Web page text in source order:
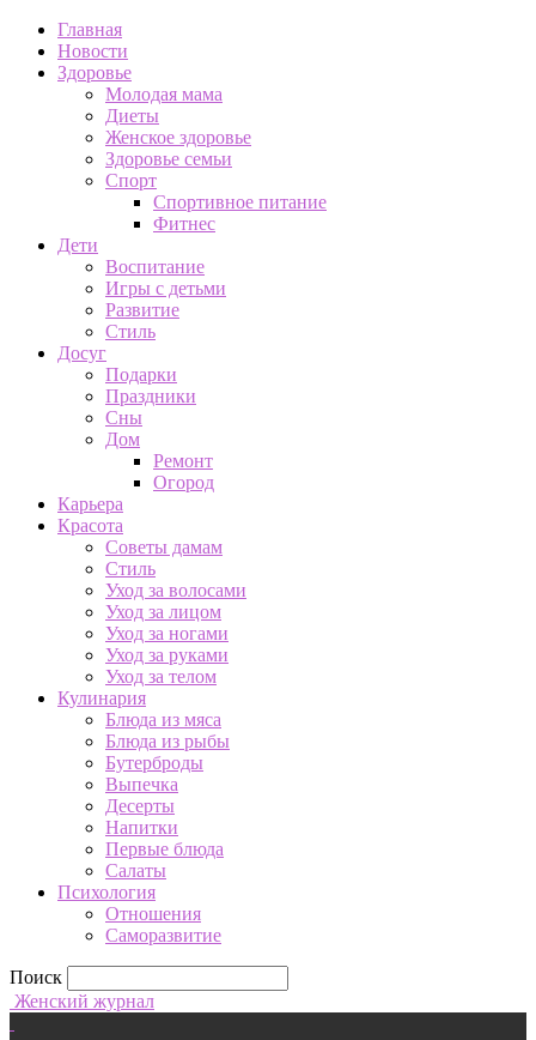
Главная
Новости
Здоровье
Молодая мама
Диеты
Женское здоровье
Здоровье семьи
Спорт
Спортивное питание
Фитнес
Дети
Воспитание
Игры с детьми
Развитие
Стиль
Досуг
Подарки
Праздники
Сны
Дом
Ремонт
Огород
Карьера
Красота
Советы дамам
Стиль
Уход за волосами
Уход за лицом
Уход за ногами
Уход за руками
Уход за телом
Кулинария
Блюда из мяса
Блюда из рыбы
Бутерброды
Выпечка
Десерты
Напитки
Первые блюда
Салаты
Психология
Отношения
Саморазвитие
Поиск
Женский журнал